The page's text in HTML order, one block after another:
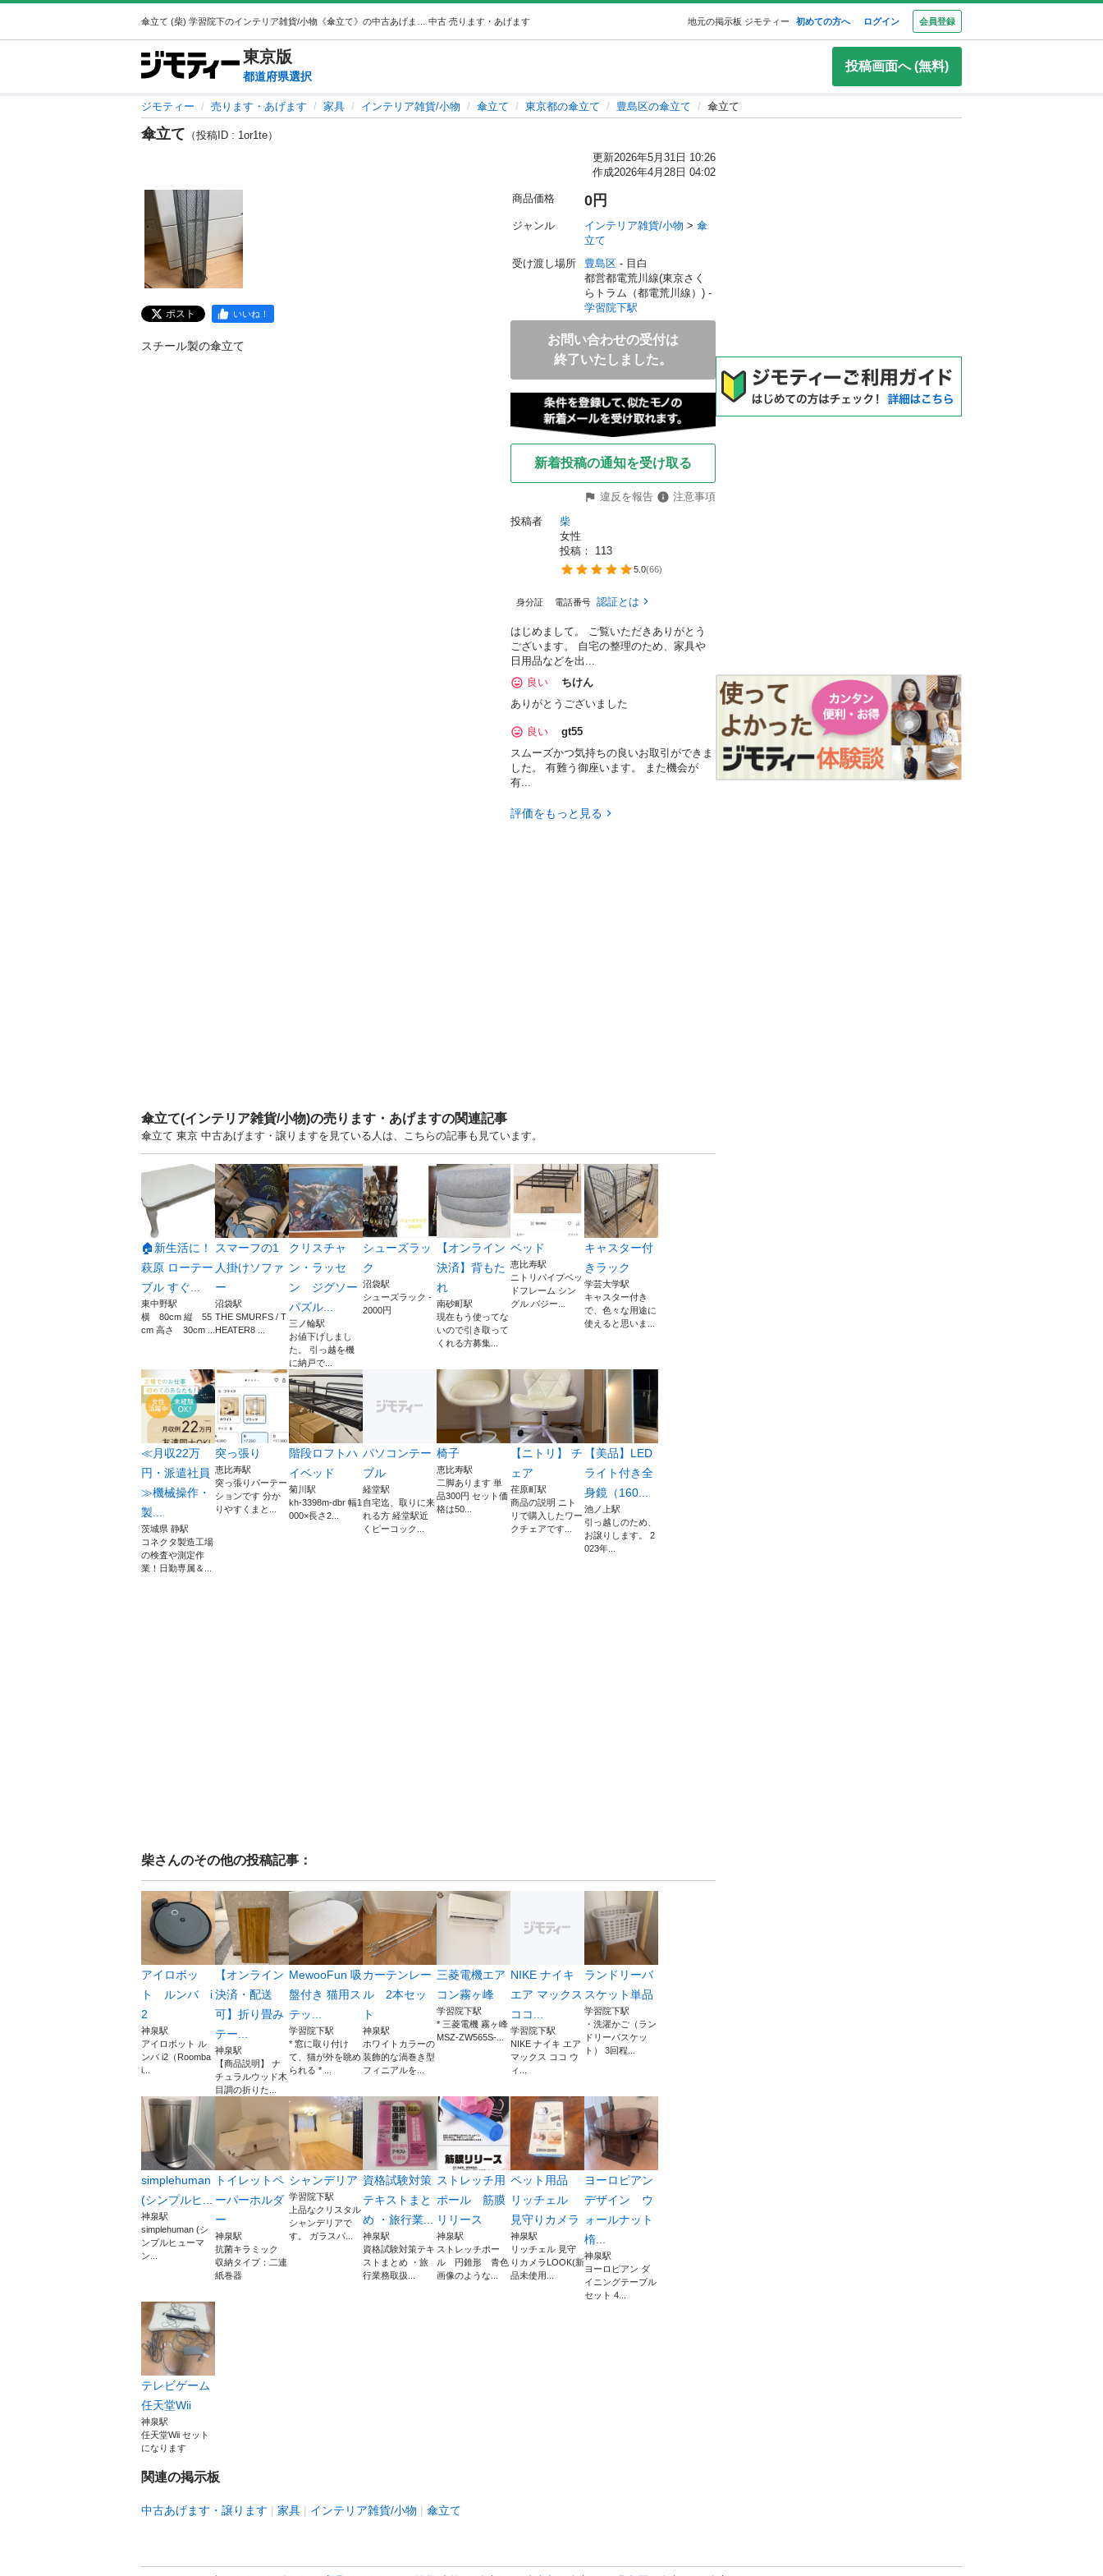
中古 売ります・あげます 地元の掲示板 ジモティー 初めての方へ ログイン 会員登録
東京版
都道府県選択
投稿画面へ (無料)
ジモティー 売ります・あげます 家具 インテリア雑貨/小物 傘立て 東京都の傘立て 豊島区の傘立て 傘立て
傘立て （投稿ID : 1or1te）
更新2026年5月31日 10:26
作成2026年4月28日 04:02
ポスト いいね！
スチール製の傘立て
商品価格 0円
ジャンル インテリア雑貨/小物 > 傘
立て
受け渡し場所
豊島区 - 目白
都営都電荒川線(東京さく
学習院下駅
お問い合わせの受付は
終了いたしました。
新着投稿の通知を受け取る
違反を報告
注意事項
投稿者
柴
女性
投稿： 113
5.0(66)
身分証 電話番号 認証とは
はじめまして。 ご覧いただきありがとう
ございます。 自宅の整理のため、家具や
日用品などを出...
良い
ちけん
ありがとうございました
良い
gt55
スムーズかつ気持ちの良いお取引ができま
した。 有難う御座います。 また機会が
有...
評価をもっと見る
傘立て(インテリア雑貨/小物)の売ります・あげますの関連記事
傘立て 東京 中古あげます・譲りますを見ている人は、こちらの記事も見ています。
🏠新生活に！
萩原 ローテー
ブル すぐ...
東中野駅
横 80cm 縦 55
cm 高さ 30cm ...
スマーフの1
人掛けソファ
ー
沼袋駅
THE SMURFS / T
HEATER8 ...
クリスチャ
ン・ラッセ
ン ジグソー
パズル...
三ノ輪駅
お値下げしまし
た。 引っ越を機
に納戸で...
シューズラッ
ク
沼袋駅
シューズラック -
2000円
【オンライン
決済】背もた
れ
南砂町駅
現在もう使ってな
いので引き取って
くれる方募集...
ベッド
恵比寿駅
ニトリパイプベッ
ドフレーム シン
グル バジー...
キャスター付
きラック
学芸大学駅
キャスター付き
で、色々な用途に
使えると思いま...
≪月収22万
円・派遣社員
≫機械操作・
製...
茨城県 静駅
コネクタ製造工場
の検査や測定作
業！日勤専属＆...
突っ張り
恵比寿駅
突っ張りパーテー
ションです 分か
りやすくまと...
階段ロフトハ
イベッド
菊川駅
kh-3398m-dbr 幅1
000×長さ2...
パソコンテー
ブル
経堂駅
自宅迄、取りに来
れる方 経堂駅近
くピーコック...
椅子
恵比寿駅
二脚あります 単
品300円 セット価
格は50...
【ニトリ】 チ
ェア
荏原町駅
商品の説明 ニト
リで購入したワー
クチェアです...
【美品】LED
ライト付き全
身鏡（160...
池ノ上駅
引っ越しのため、
お譲りします。 2
023年...
柴さんのその他の投稿記事：
アイロボッ
ト ルンバ i
2
神泉駅
アイロボット ル
ンバ i2（Roomba
i...
【オンライン
決済・配送
可】折り畳み
テー...
神泉駅
【商品説明】 ナ
チュラルウッド木
目調の折りた...
MewooFun 吸
盤付き 猫用ス
テッ...
学習院下駅
* 窓に取り付け
て、猫が外を眺め
られる * ...
カーテンレー
ル 2本セッ
ト
神泉駅
ホワイトカラーの
装飾的な渦巻き型
フィニアルを...
三菱電機エア
コン霧ヶ峰
学習院下駅
* 三菱電機 霧ヶ峰
MSZ-ZW565S-...
NIKE ナイキ
エア マックス
ココ...
学習院下駅
NIKE ナイキ エア
マックス ココ ウ
ィ...
ランドリーバ
スケット単品
学習院下駅
・洗濯かご（ラン
ドリーバスケッ
ト） 3回程...
simplehuman
(シンプルヒ...
神泉駅
simplehuman (シ
ンプルヒューマ
ン...
トイレットペ
ーパーホルダ
ー
神泉駅
抗菌キラミック
収納タイプ：二連
紙巻器
シャンデリア
学習院下駅
上品なクリスタル
シャンデリアで
す。 ガラスパ...
資格試験対策
テキストまと
め ・旅行業...
神泉駅
資格試験対策テキ
ストまとめ ・旅
行業務取扱...
ストレッチ用
ポール 筋膜
リリース
神泉駅
ストレッチポー
ル 円錐形 青色
画像のような...
ペット用品
リッチェル
見守りカメラ
神泉駅
リッチェル 見守
りカメラLOOK(新
品未使用...
ヨーロピアン
デザイン ウ
ォールナット
楕...
神泉駅
ヨーロピアン ダ
イニングテーブル
セット 4...
テレビゲーム
任天堂Wii
神泉駅
任天堂Wii セット
になります
関連の掲示板
中古あげます・譲ります 家具 インテリア雑貨/小物 傘立て